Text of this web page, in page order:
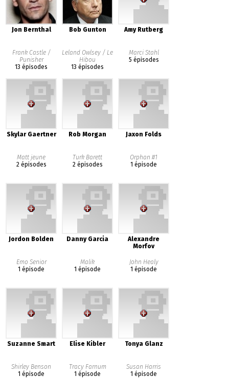
Jon Bernthal
Frank Castle /
Punisher
13 épisodes
Bob Gunton
Leland Owlsey / Le
Hibou
13 épisodes
Amy Rutberg
Marci Stahl
5 épisodes
Skylar Gaertner
Matt jeune
2 épisodes
Rob Morgan
Turk Barett
2 épisodes
Jaxon Folds
Orphan #1
1 épisode
Jordon Bolden
Emo Senior
1 épisode
Danny Garcia
Malik
1 épisode
Alexandre
Morfov
John Healy
1 épisode
Suzanne Smart
Shirley Benson
1 épisode
Elise Kibler
Tracy Farnum
1 épisode
Tonya Glanz
Susan Harris
1 épisode